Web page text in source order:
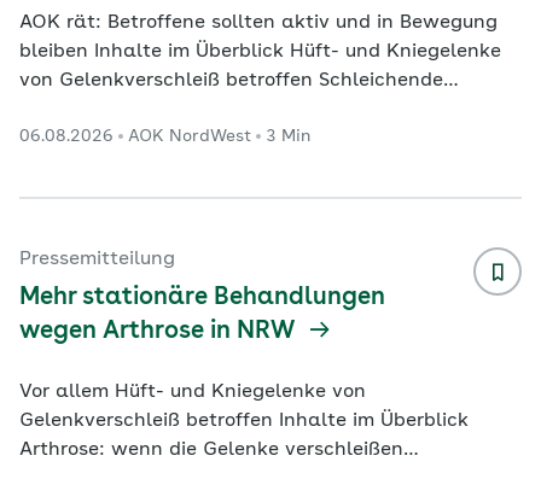
AOK rät: Betroffene sollten aktiv und in Bewegung
bleiben Inhalte im Überblick Hüft- und Kniegelenke
von Gelenkverschleiß betroffen Schleichende
Entzündungsprozesse eindämmen, in Bewegung
Krankenhausbehandlungen wegen Arthrose weiter
NordWest auf Basis aktueller Zahlen des
Statistischen Bundesamtes hervor. Danach wurden
06.08.2026 AOK NordWest 3 Min
Pressemitteilung
Mehr stationäre Behandlungen
wegen Arthrose in NRW
Vor allem Hüft- und Kniegelenke von
Gelenkverschleiß betroffen Inhalte im Überblick
Arthrose: wenn die Gelenke verschleißen